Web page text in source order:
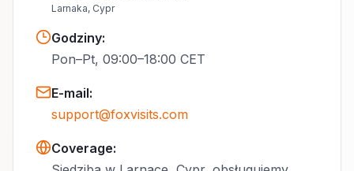
Larnaka, Cypr
Godziny:
Pon–Pt, 09:00–18:00 CET
E-mail:
support@foxvisits.com
Coverage: